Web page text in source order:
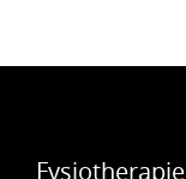
Fysiotherapie